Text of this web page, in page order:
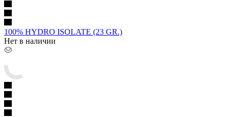
100% HYDRO ISOLATE (23 GR.)
Нет в наличии